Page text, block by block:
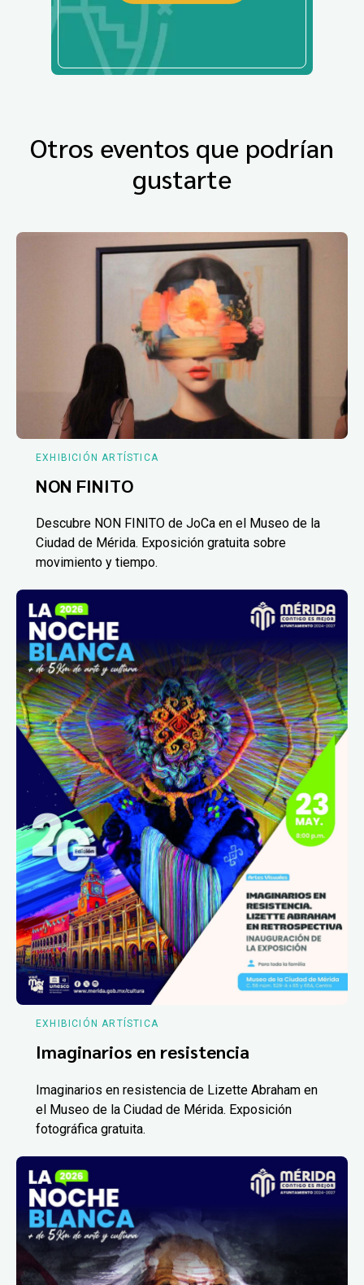
Otros eventos que podrían
gustarte
EXHIBICIÓN ARTÍSTICA
NON FINITO
Descubre NON FINITO de JoCa en el Museo de la
Ciudad de Mérida. Exposición gratuita sobre
movimiento y tiempo.
EXHIBICIÓN ARTÍSTICA
Imaginarios en resistencia
Imaginarios en resistencia de Lizette Abraham en
el Museo de la Ciudad de Mérida. Exposición
fotográfica gratuita.